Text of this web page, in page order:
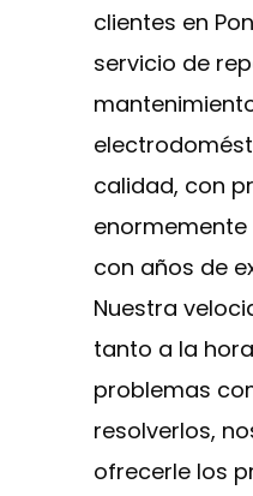
clientes en
servicio de
calidad, con
con años de
Nuestra
tanto a la
problemas
resolverlos,
ofrecerle los